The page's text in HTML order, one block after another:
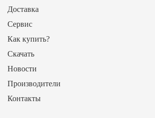
Доставка
Сервис
Как купить?
Скачать
Новости
Производители
Контакты